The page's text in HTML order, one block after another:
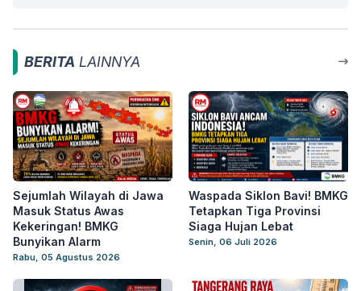
BERITA LAINNYA
Sejumlah Wilayah di Jawa
Masuk Status Awas
Kekeringan! BMKG
Bunyikan Alarm
Rabu, 05 Agustus 2026
Waspada Siklon Bavi! BMKG
Tetapkan Tiga Provinsi
Siaga Hujan Lebat
Senin, 06 Juli 2026